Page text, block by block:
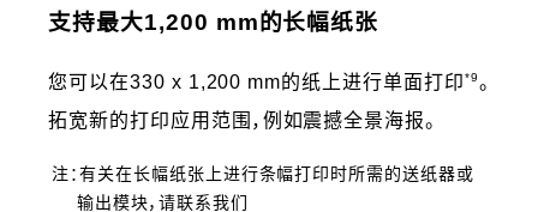
支持最大1,200 mm的长幅纸张
您可以在330 x 1,200 mm的纸上进行单面打印*9。
拓宽新的打印应用范围，例如震撼全景海报。
注：有关在长幅纸张上进行条幅打印时所需的送纸器或
输出模块，请联系我们